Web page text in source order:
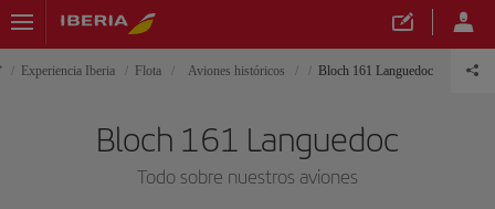
Experiencia Iberia Flota Aviones históricos Bloch 161 Languedoc
Bloch 161 Languedoc
Todo sobre nuestros aviones